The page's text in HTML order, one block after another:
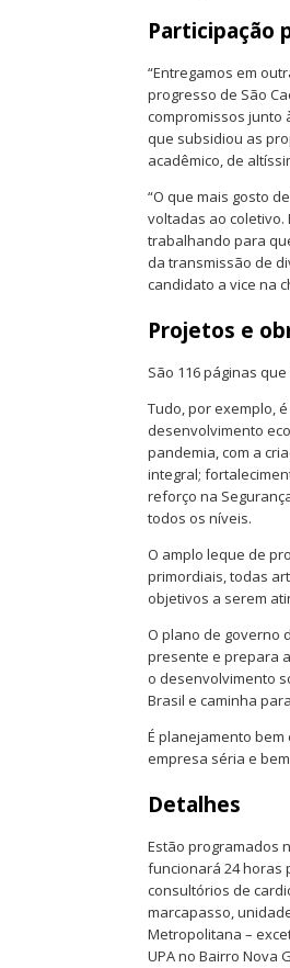
Participação
“Entregamos em
progresso de São
compromissos junto
que subsidiou as
acadêmico, de
“O que mais gosto
voltadas ao coletivo.
trabalhando para
da transmissão de
candidato a vice na
Projetos e
São 116 páginas
Tudo, por exemplo,
desenvolvimento
pandemia, com a
integral;
reforço na
todos os níveis.
O amplo leque de
primordiais, todas
objetivos a serem
O plano de governo
presente e prepara
o desenvolvimento
Brasil e caminha
É planejamento
empresa séria e
Detalhes
Estão programados
funcionará 24 horas
consultórios de
marcapasso,
Metropolitana –
UPA no Bairro Nova